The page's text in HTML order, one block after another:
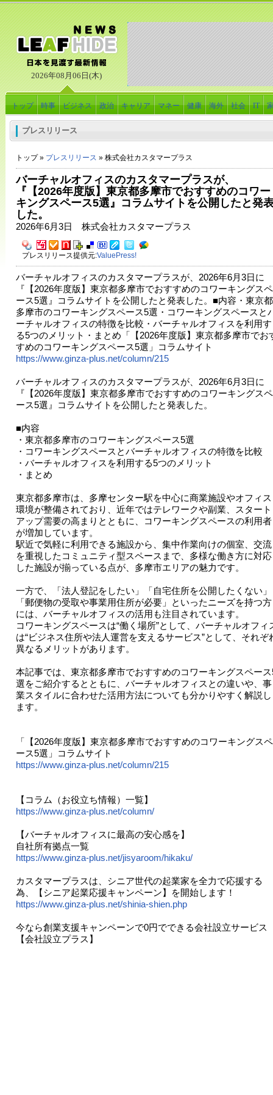
2026年08月06日(木)
トップ 時事 ビジネス 政治 キャリア マネー 健康 海外 社会 IT
プレスリリース
トップ » プレスリリース » 株式会社カスタマープラス
バーチャルオフィスのカスタマープラスが、
『【2026年度版】東京都多摩市でおすすめのコワー
キングスペース5選』コラムサイトを公開したと発
した。
2026年6月3日 株式会社カスタマープラス
プレスリリース提供元:ValuePress!
バーチャルオフィスのカスタマープラスが、2026年6月3日に
『【2026年度版】東京都多摩市でおすすめのコワーキングスペ
ース5選』コラムサイトを公開したと発表した。■内容・東京都
多摩市のコワーキングスペース5選・コワーキングスペースと
ーチャルオフィスの特徴を比較・バーチャルオフィスを利用す
る5つのメリット・まとめ「【2026年度版】東京都多摩市でお
すめのコワーキングスペース5選」コラムサイト
https://www.ginza-plus.net/column/215
バーチャルオフィスのカスタマープラスが、2026年6月3日に
『【2026年度版】東京都多摩市でおすすめのコワーキングスペ
ース5選』コラムサイトを公開したと発表した。
■内容
・東京都多摩市のコワーキングスペース5選
・コワーキングスペースとバーチャルオフィスの特徴を比較
・バーチャルオフィスを利用する5つのメリット
・まとめ
東京都多摩市は、多摩センター駅を中心に商業施設やオフィス
環境が整備されており、近年ではテレワークや副業、スタート
アップ需要の高まりとともに、コワーキングスペースの利用者
が増加しています。
駅近で気軽に利用できる施設から、集中作業向けの個室、交流
を重視したコミュニティ型スペースまで、多様な働き方に対応
した施設が揃っている点が、多摩市エリアの魅力です。
一方で、「法人登記をしたい」「自宅住所を公開したくない」
「郵便物の受取や事業用住所が必要」といったニーズを持つ方
には、バーチャルオフィスの活用も注目されています。
コワーキングスペースは“働く場所”として、バーチャルオフィ
は“ビジネス住所や法人運営を支えるサービス”として、それぞ
異なるメリットがあります。
本記事では、東京都多摩市でおすすめのコワーキングスペース
選をご紹介するとともに、バーチャルオフィスとの違いや、事
業スタイルに合わせた活用方法についても分かりやすく解説し
ます。
「【2026年度版】東京都多摩市でおすすめのコワーキングスペ
ース5選」コラムサイト
https://www.ginza-plus.net/column/215
【コラム（お役立ち情報）一覧】
https://www.ginza-plus.net/column/
【バーチャルオフィスに最高の安心感を】
自社所有拠点一覧
https://www.ginza-plus.net/jisyaroom/hikaku/
カスタマープラスは、シニア世代の起業家を全力で応援する
為、【シニア起業応援キャンペーン】を開始します！
https://www.ginza-plus.net/shinia-shien.php
今なら創業支援キャンペーンで0円でできる会社設立サービス
【会社設立プラス】